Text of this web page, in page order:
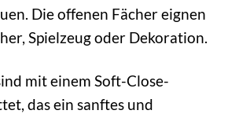
Die offenen Fächer eignen
Spielzeug oder Dekoration.
mit einem Soft-Close-
das ein sanftes und